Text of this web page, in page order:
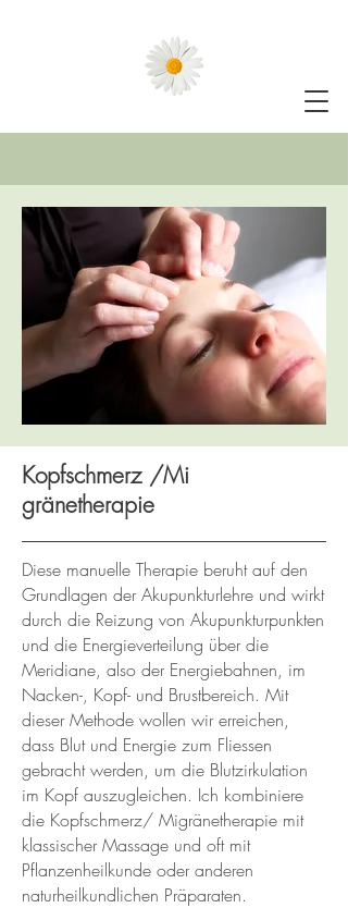
Kopfschmerz /Mi
gränetherapie
Diese manuelle Therapie beruht auf den
Grundlagen der Akupunkturlehre und wirkt
durch die Reizung von Akupunkturpunkten
und die Energieverteilung über die
Meridiane, also der Energiebahnen, im
Nacken-, Kopf- und Brustbereich. Mit
dieser Methode wollen wir erreichen,
dass Blut und Energie zum Fliessen
gebracht werden, um die Blutzirkulation
im Kopf auszugleichen. Ich kombiniere
die Kopfschmerz/ Migränetherapie mit
klassischer Massage und oft mit
Pflanzenheilkunde oder anderen
naturheilkundlichen Präparaten.